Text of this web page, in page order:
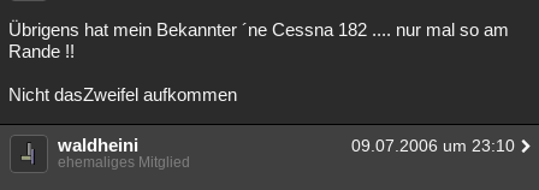
Übrigens hat mein Bekannter ´ne Cessna 182 .... nur mal so am
Rande !!
Nicht dasZweifel aufkommen
waldheini 09.07.2006 um 23:10
ehemaliges Mitglied